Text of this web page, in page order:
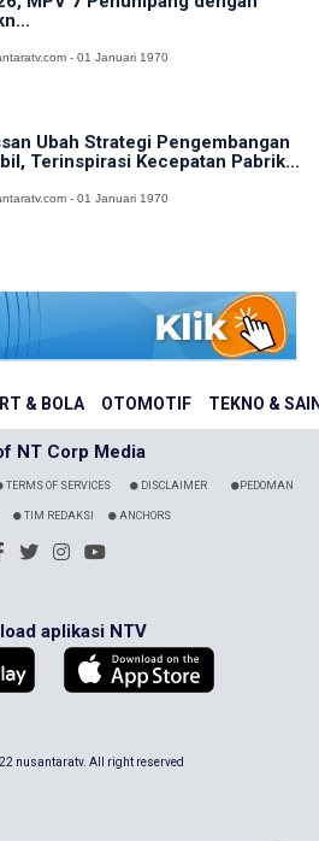
& BOLA OTOMOTIF TEKNO &
- 01 Januari 1970
Ubah Strategi Pengembangan
Terinspirasi Kecepatan Pabrik...
- 01 Januari 1970
NT Corp Media
TERMS OF SERVICES DISCLAIMER PEDOMAN
TIM REDAKSI ANCHORS
aplikasi NTV
nusantaratv. All right reserved